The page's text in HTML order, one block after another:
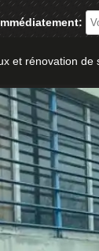
et rénovation de